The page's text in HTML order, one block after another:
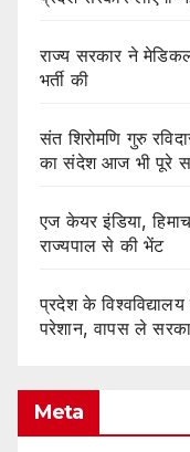
राज्य सरकार ने
भर्ती की
संत शिरोमणि गुरु
का संदेश आज भी पूरे
एज केयर इंडिया,
राज्यपाल से की भेंट
प्रदेश के
परेशान, वापस ले
Meta